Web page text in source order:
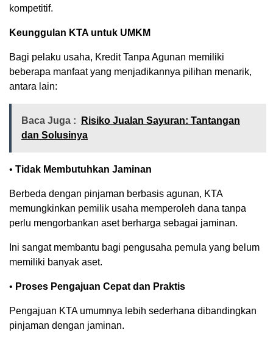
kompetitif.
Keunggulan KTA untuk UMKM
Bagi pelaku usaha, Kredit Tanpa Agunan memiliki
beberapa manfaat yang menjadikannya pilihan menarik,
antara lain:
Baca Juga :
Risiko Jualan Sayuran: Tantangan
dan Solusinya
• Tidak Membutuhkan Jaminan
Berbeda dengan pinjaman berbasis agunan, KTA
memungkinkan pemilik usaha memperoleh dana tanpa
perlu mengorbankan aset berharga sebagai jaminan.
Ini sangat membantu bagi pengusaha pemula yang belum
memiliki banyak aset.
• Proses Pengajuan Cepat dan Praktis
Pengajuan KTA umumnya lebih sederhana dibandingkan
pinjaman dengan jaminan.